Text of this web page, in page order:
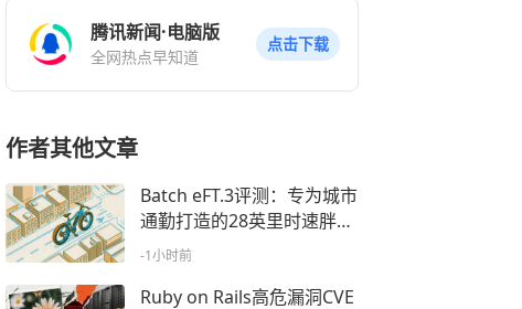
腾讯新闻·电脑版
全网热点早知道
点击下载
作者其他文章
Batch eFT.3评测：专为城市
通勤打造的28英里时速胖胎
电动自行车
-1小时前
Ruby on Rails高危漏洞CVE